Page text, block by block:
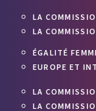
LA
LA
ÉGALITÉ
EUROPE ET
LA
LA